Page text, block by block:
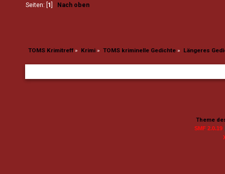
Seiten: [ 1 Nach oben
TOMS Krimitreff» Krimi» TOMS kriminelle Gedichte» Längeres
Theme
SMF 2.0.19